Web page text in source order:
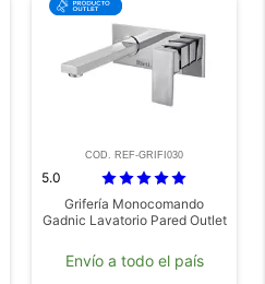
COD. REF-GRIFI030
5.0
Grifería Monocomando
Gadnic Lavatorio Pared Outlet
Envío a todo el país